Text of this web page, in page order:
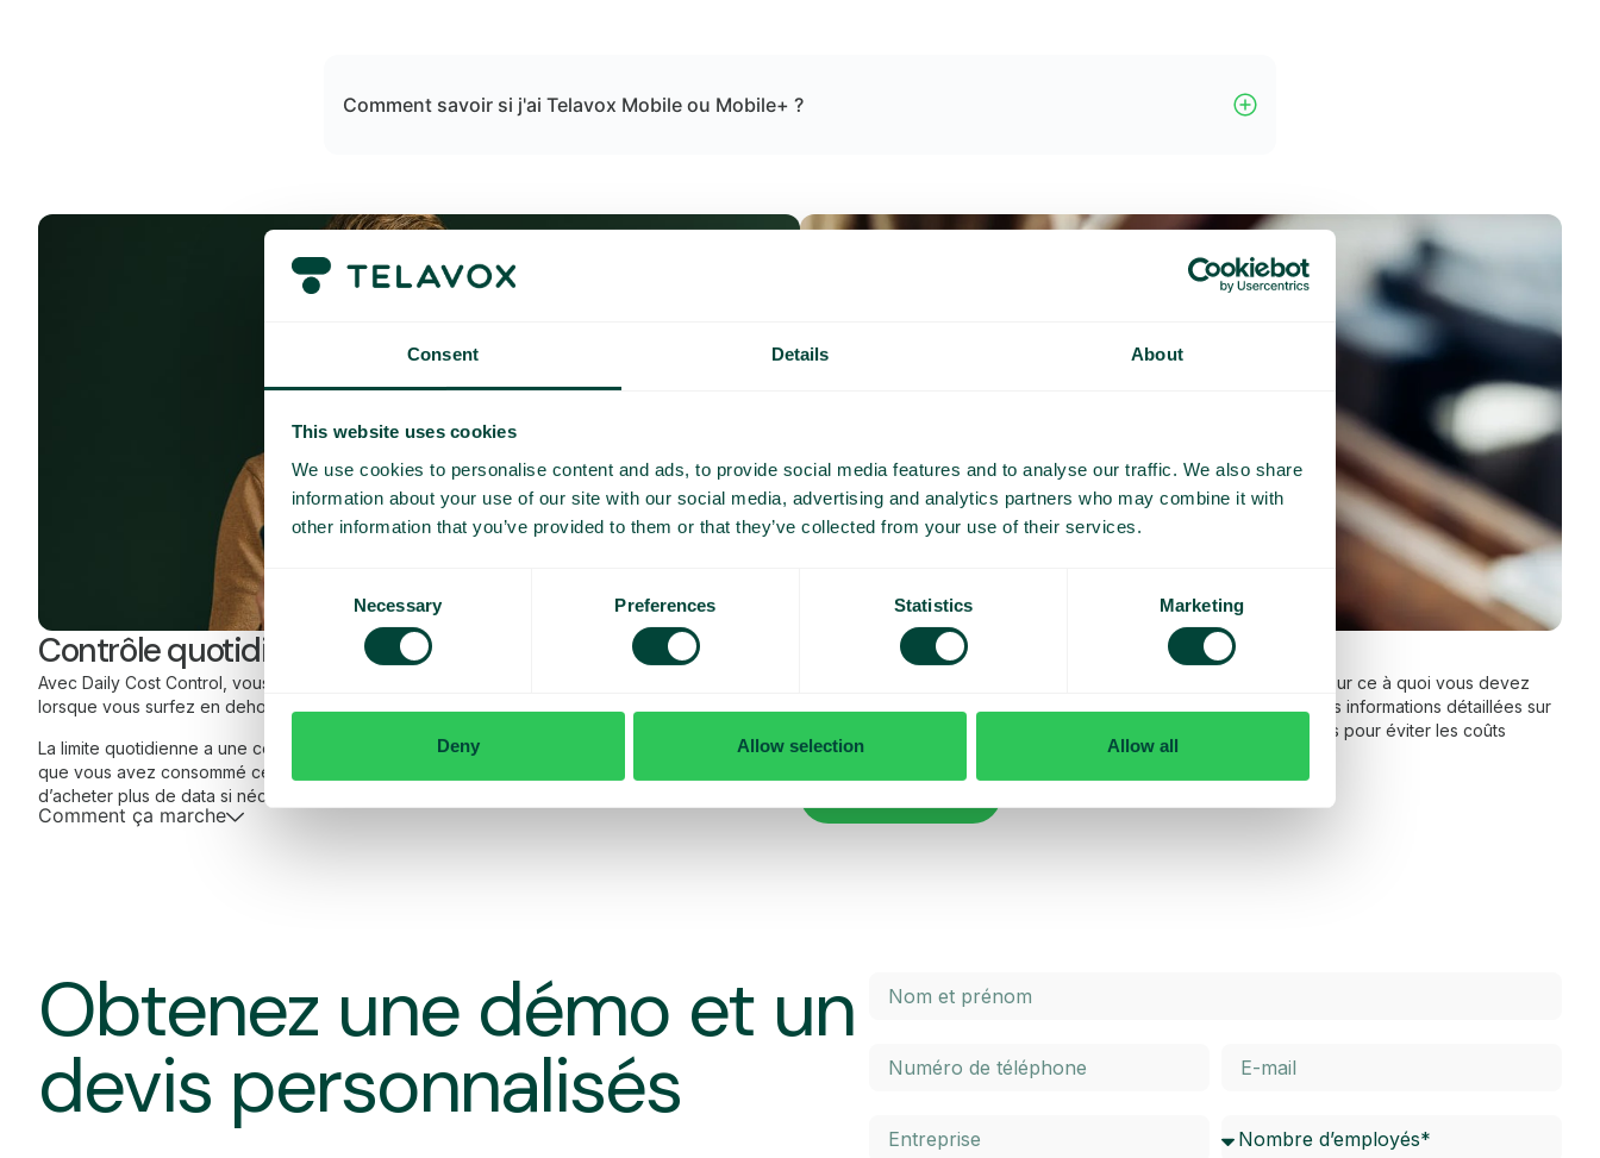
Consent Details About
This website uses cookies
We use cookies to personalise content and ads, to provide social media features and to analyse our traffic. We also share
information about your use of our site with our social media, advertising and analytics partners who may combine it with
other information that you’ve provided to them or that they’ve collected from your use of their services.
Consent
Necessary Preferences Statistics Marketing
Deny Allow selection Allow all
Comment savoir si j'ai Telavox Mobile ou Mobile+ ?
Contrôle quotidien des coûts
Avec Daily Cost Control, vous, en tant que client, pouvez mieux contrôler vos coûts quotidiens
lorsque vous surfez en dehors de l’UE/EEE.
La limite quotidienne a une certaine quantité de data à un prix maximal prédéterminé. Une fois
que vous avez consommé cette quantité de data, vous recevez un SMS et avez la possibilité
d’acheter plus de data si nécessaire.
Comment ça marche
Questions et réponses fréquentes
Vous voulez en savoir plus sur le fonctionnement de l’itinérance et sur ce à quoi vous devez
penser lorsque vous voyagez ? Dans notre FAQ, vous trouverez des informations détaillées sur
l’itinérance à l’intérieur et à l’extérieur de l’UE, ainsi que des conseils pour éviter les coûts
élevés. Cliquez sur le bouton ci-dessous pour en savoir plus.
Obtenez une démo et un
devis personnalisés